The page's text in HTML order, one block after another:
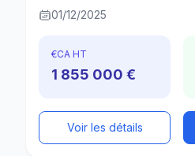
01/12/2025
€CA HT
1 855 000 €
Voir les détails